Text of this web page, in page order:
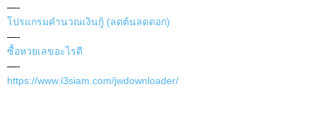
—-
โปรแกรมคำนวณเงินกู้ (ลดต้นลดดอก)
—-
ซื้อหวยเลขอะไรดี
—-
https://www.i3siam.com/jwdownloader/